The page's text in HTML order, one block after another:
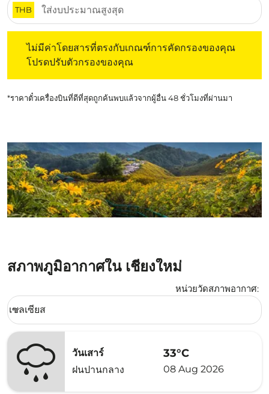
THB
ไม่มีค่าโดยสารที่ตรงกับเกณฑ์การคัดกรองของคุณ
โปรดปรับตัวกรองของคุณ
*ราคาตั๋วเครื่องบินที่ดีที่สุดถูกค้นพบแล้วจากผู้อื่น 48 ชั่วโมงที่ผ่านมา
สภาพภูมิอากาศใน เชียงใหม่
หน่วยวัดสภาพอากาศ:
Weather unit option เซลเซียส Selected
เซลเซียส
keyboard_arrow_down
วันเสาร์
ฝนปานกลาง
33°C
08 Aug 2026